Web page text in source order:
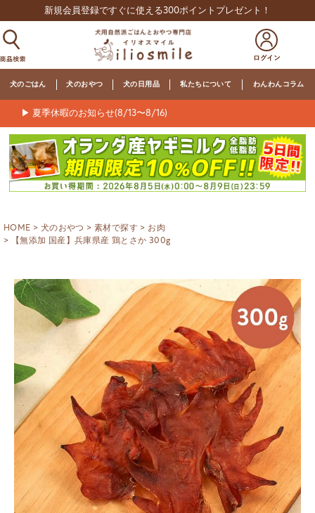
新規会員登録ですぐに使える300ポイントプレゼント！
犬のごはん 犬のおやつ 犬の日用品 私たちについて わんわんコラム
▶ 夏季休暇のお知らせ(8/13〜8/16)
HOME 犬のおやつ 素材で探す
お肉
【無添加 国産】兵庫県産 鶏とさか 300g